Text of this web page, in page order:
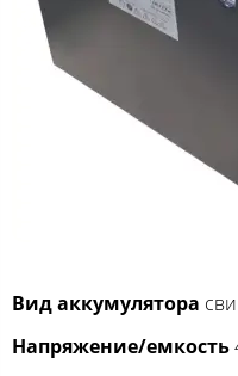
Вид аккумулятора
Напряжение/емкость